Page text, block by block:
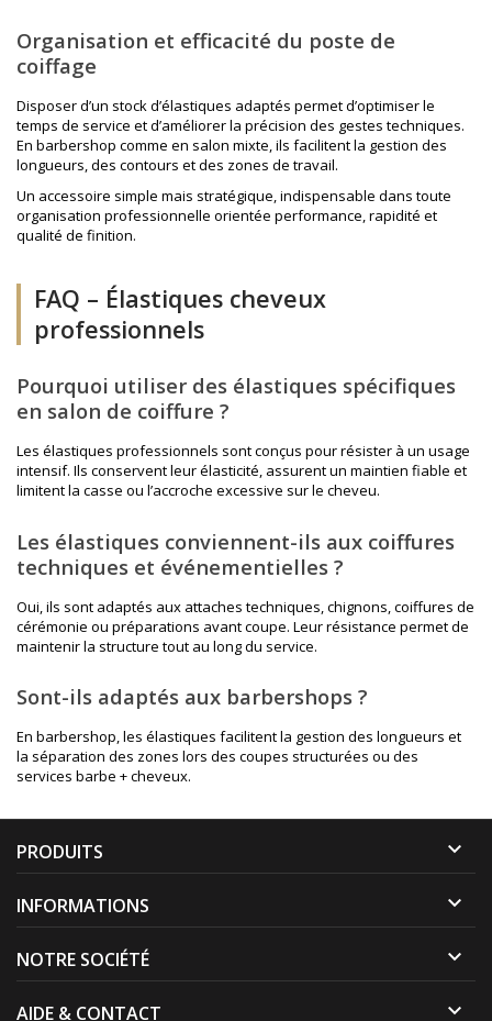
Organisation et efficacité du poste de
coiffage
Disposer d’un stock d’élastiques adaptés permet d’optimiser le
temps de service et d’améliorer la précision des gestes techniques.
En barbershop comme en salon mixte, ils facilitent la gestion des
longueurs, des contours et des zones de travail.
Un accessoire simple mais stratégique, indispensable dans toute
organisation professionnelle orientée performance, rapidité et
qualité de finition.
FAQ – Élastiques cheveux
professionnels
Pourquoi utiliser des élastiques spécifiques
en salon de coiffure ?
Les élastiques professionnels sont conçus pour résister à un usage
intensif. Ils conservent leur élasticité, assurent un maintien fiable et
limitent la casse ou l’accroche excessive sur le cheveu.
Les élastiques conviennent-ils aux coiffures
techniques et événementielles ?
Oui, ils sont adaptés aux attaches techniques, chignons, coiffures de
cérémonie ou préparations avant coupe. Leur résistance permet de
maintenir la structure tout au long du service.
Sont-ils adaptés aux barbershops ?
En barbershop, les élastiques facilitent la gestion des longueurs et
la séparation des zones lors des coupes structurées ou des
services barbe + cheveux.
PRODUITS 
INFORMATIONS 
NOTRE SOCIÉTÉ 
AIDE & CONTACT 